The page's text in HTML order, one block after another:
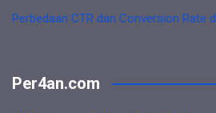
Perbedaan CTR dan Conversion Rate
Per4an.com